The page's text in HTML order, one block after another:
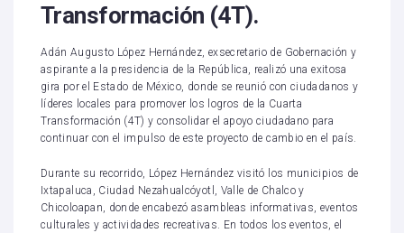
Transformación (4T).
Adán Augusto López Hernández, exsecretario de Gobernación y
aspirante a la presidencia de la República, realizó una exitosa
gira por el Estado de México, donde se reunió con ciudadanos y
líderes locales para promover los logros de la Cuarta
Transformación (4T) y consolidar el apoyo ciudadano para
continuar con el impulso de este proyecto de cambio en el país.
Durante su recorrido, López Hernández visitó los municipios de
Ixtapaluca, Ciudad Nezahualcóyotl, Valle de Chalco y
Chicoloapan, donde encabezó asambleas informativas, eventos
culturales y actividades recreativas. En todos los eventos, el